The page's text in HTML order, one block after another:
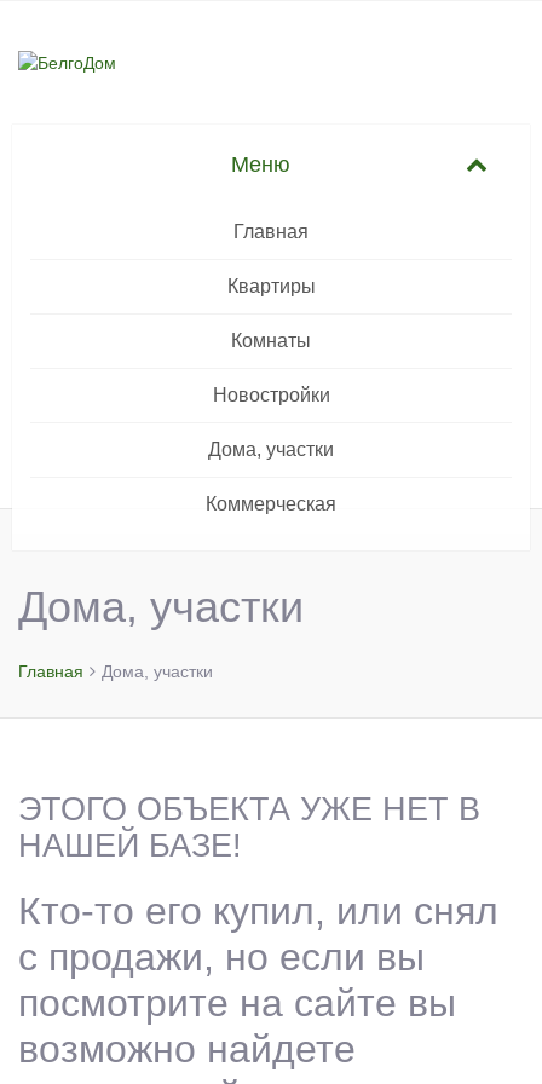
Главная
Квартиры
Комнаты
Новостройки
Дома, участки
Коммерческая
Дома, участки
Главная Дома, участки
ЭТОГО ОБЪЕКТА УЖЕ НЕТ В
НАШЕЙ БАЗЕ!
Кто-то его купил, или снял
с продажи, но если вы
посмотрите на сайте вы
возможно найдете